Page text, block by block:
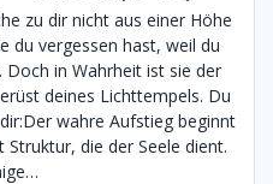
zu dir nicht aus einer Höhe
du vergessen hast, weil du
in Wahrheit ist sie der
deines Lichttempels. Du
wahre Aufstieg beginnt
die der Seele dient.